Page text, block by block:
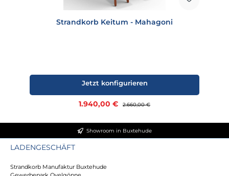
Strandkorb Keitum - Mahagoni
Verkaufspreis:
1.940,00 € Regulärer Preis:
2.660,00 €
Jetzt konfigurieren
Showroom in Buxtehude
LADENGESCHÄFT
Strandkorb Manufaktur Buxtehude